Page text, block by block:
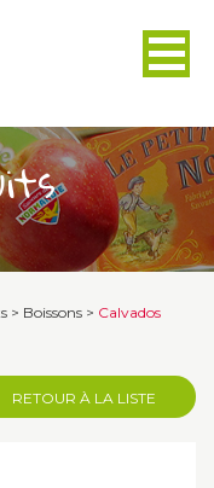
> Boissons > Calvados
RETOUR À LA LISTE